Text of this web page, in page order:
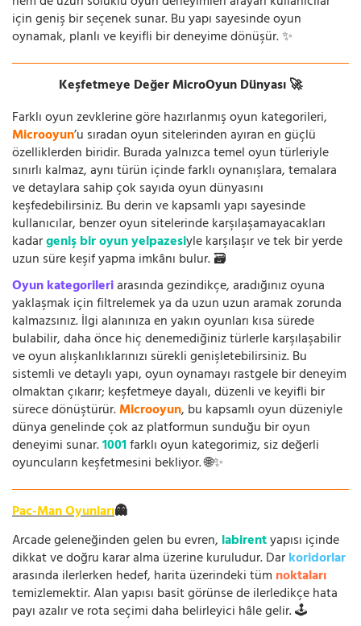
için geniş bir seçenek sunar. Bu yapı sayesinde oyun
oynamak, planlı ve keyifli bir deneyime dönüşür. ✨
Keşfetmeye Değer MicroOyun Dünyası 🚀
Farklı oyun zevklerine göre hazırlanmış oyun kategorileri,
Microoyun’u sıradan oyun sitelerinden ayıran en güçlü
özelliklerden biridir. Burada yalnızca temel oyun türleriyle
sınırlı kalmaz, aynı türün içinde farklı oynanışlara, temalara
ve detaylara sahip çok sayıda oyun dünyasını
keşfedebilirsiniz. Bu derin ve kapsamlı yapı sayesinde
kullanıcılar, benzer oyun sitelerinde karşılaşamayacakları
kadargeniş bir oyun yelpazesiyle karşılaşır ve tek bir yerde
uzun süre keşif yapma imkânı bulur. 🗃️
Oyun kategorileriarasında gezindikçe, aradığınız oyuna
yaklaşmak için filtrelemek ya da uzun uzun aramak zorunda
kalmazsınız. İlgi alanınıza en yakın oyunları kısa sürede
bulabilir, daha önce hiç denemediğiniz türlerle karşılaşabilir
ve oyun alışkanlıklarınızı sürekli genişletebilirsiniz. Bu
sistemli ve detaylı yapı, oyun oynamayı rastgele bir deneyim
olmaktan çıkarır; keşfetmeye dayalı, düzenli ve keyifli bir
sürece dönüştürür.Microoyun, bu kapsamlı oyun düzeniyle
dünya genelinde çok az platformun sunduğu bir oyun
deneyimi sunar.1001farklı oyun kategorimiz, siz değerli
oyuncuların keşfetmesini bekliyor. 🌐✨
Pac-Man Oyunları👻
Arcade geleneğinden gelen bu evren, labirentyapısı içinde
dikkat ve doğru karar alma üzerine kuruludur. Darkoridorlar
arasında ilerlerken hedef, harita üzerindeki tüm noktaları
temizlemektir. Alan yapısı basit görünse de ilerledikçe hata
payı azalır ve rota seçimi daha belirleyici hâle gelir. 🕹️